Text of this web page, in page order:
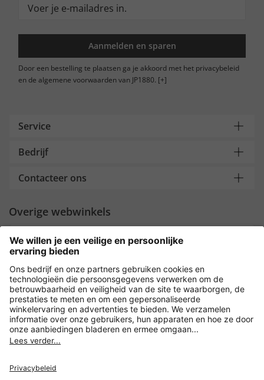
Aanmelden en sparen
Door een bestelling te plaatsen ga je akkoord met het privacybeleid
en de algemene voorwaarden van JP1880. [+]
Service
Bedrijf
Contacteer ons
Overige webwinkels
Nederland
Payment and Delivery
Versleuteling met